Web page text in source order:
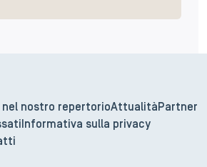
nel nostro repertorioAttualità Partner
Informativa sulla privacy